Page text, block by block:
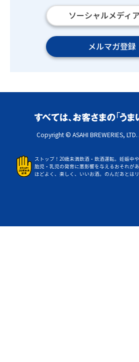
ソーシャルメディ
メルマガ登録
Copyright © ASAHI BREWERIES,